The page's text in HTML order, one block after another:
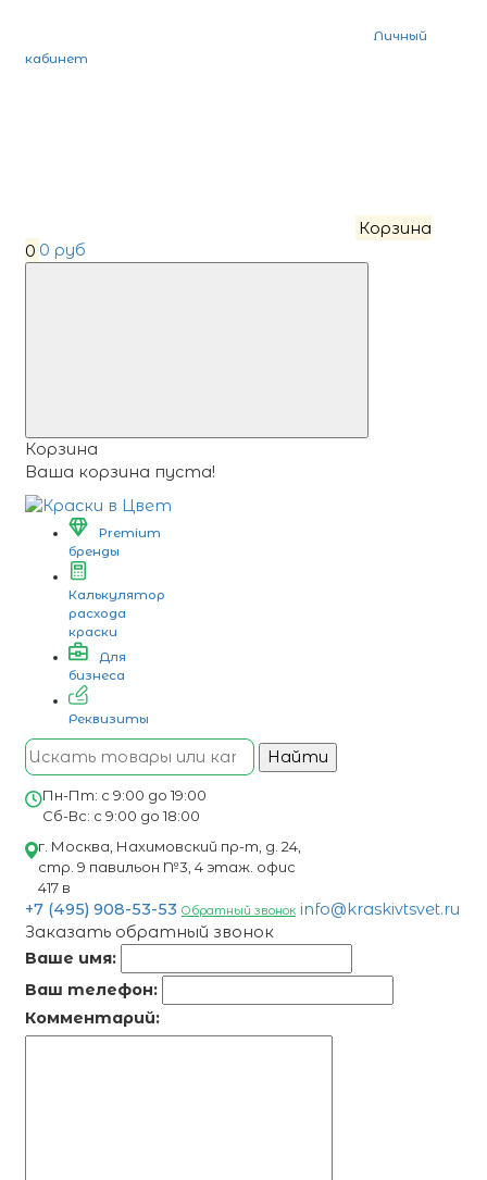
Личный
кабинет
Корзина
0 0 руб
Корзина
Ваша корзина пуста!
Premium
бренды
Калькулятор
расхода
краски
Для
бизнеса
Реквизиты
Найти
Пн-Пт: с 9:00 до 19:00
Сб-Вс: с 9:00 до 18:00
г. Москва, Нахимовский пр-т, д. 24,
стр. 9 павильон №3, 4 этаж. офис
417 в
+7 (495) 908-53-53 Обратный звонок info@kraskivtsvet.ru
Заказать обратный звонок
Ваше имя:
Ваш телефон:
Комментарий: